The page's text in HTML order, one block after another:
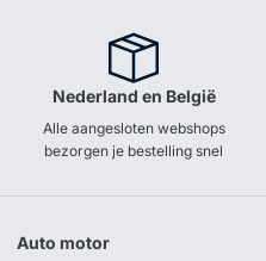
Nederland en België
Alle aangesloten webshops
bezorgen je bestelling snel
Auto motor